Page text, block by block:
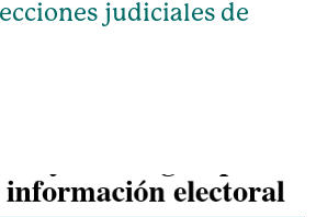
judiciales de